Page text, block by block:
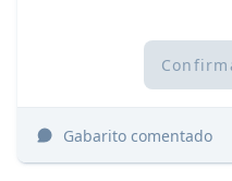
Gabarito comentado